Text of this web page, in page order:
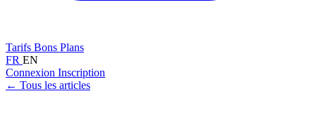
Tarifs Bons Plans
FR EN
Connexion Inscription
← Tous les articles